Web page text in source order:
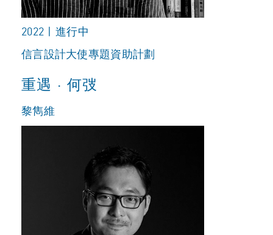
2022 | 進行中
信言設計大使專題資助計劃
重遇 · 何弢
黎雋維